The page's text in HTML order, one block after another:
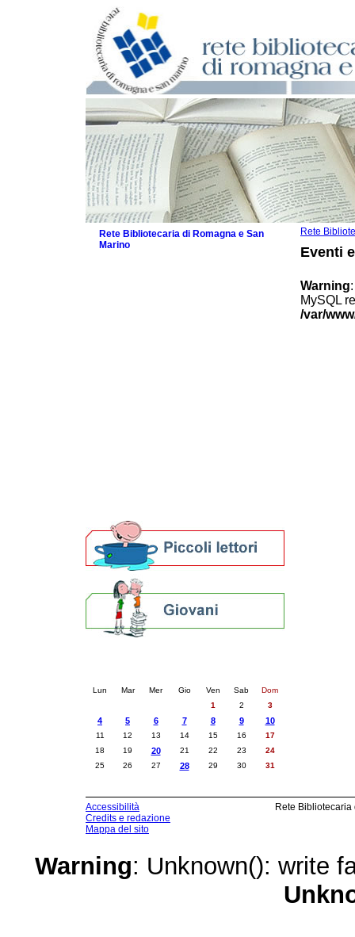
Rete
Eventi
Warning
MySQL
/var/
Rete Bibliotecaria di Romagna e San
Marino
Lun Mar Mer Gio Ven Sab
Dom
1
2 3
4 5 6 7 8 9 10
11 12 13 14 15 16
17
18
19 20 21 22 23
24
25
26 27 28 29 30 31
Accessibilità
Credits e redazione
Mappa del sito
Rete
Warning: Unknown(): write